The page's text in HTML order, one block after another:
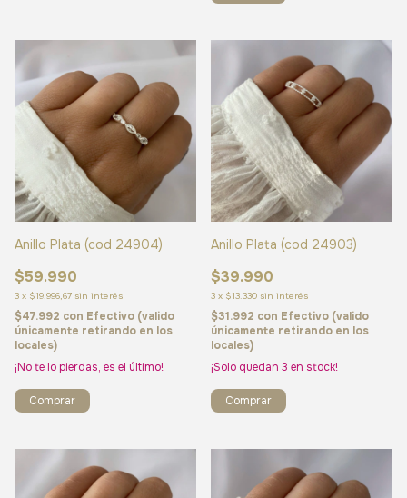
Anillo Plata (cod 24904)
$59.990
3 x $19.996,67 sin interés
$47.992 con Efectivo (valido
únicamente retirando en los
locales)
¡No te lo pierdas, es el último!
Comprar
Anillo Plata (cod 24903)
$39.990
3 x $13.330 sin interés
$31.992 con Efectivo (valido
únicamente retirando en los
locales)
¡Solo quedan 3 en stock!
Comprar